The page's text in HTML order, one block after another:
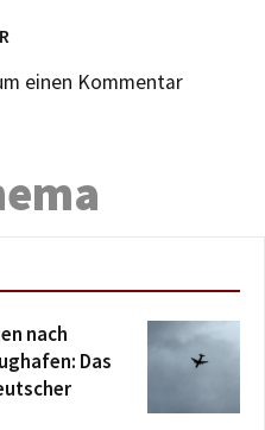
einen Kommentar
nach
Das